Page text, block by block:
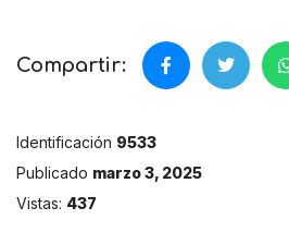
Compartir:
Identificación 9533
Publicado marzo 3, 2025
Vistas: 437